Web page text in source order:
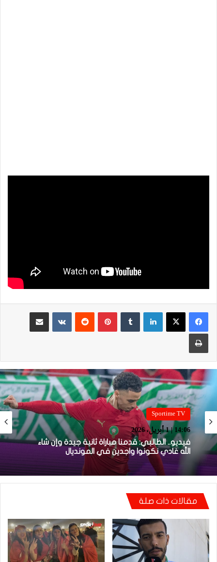
لينكدإن بينتيريست
مشاركة عبر البريد
طباعة
Sportime TV
14:06 | 1 أبريل، 2026
فيديو.. الطالبي: قدمنا مباراة ثانية جيدة وإن شاء
Sportime TV
14:05 | 1 أبريل، 2026
فيديو.. بونو: اللاعبين تعاملو مزيان مع المباراة وخا
مكانتش ساهلة وحنا كنحاولوا نركزوا باش نعاونوا
المنتخب
مقالات ذات صلة